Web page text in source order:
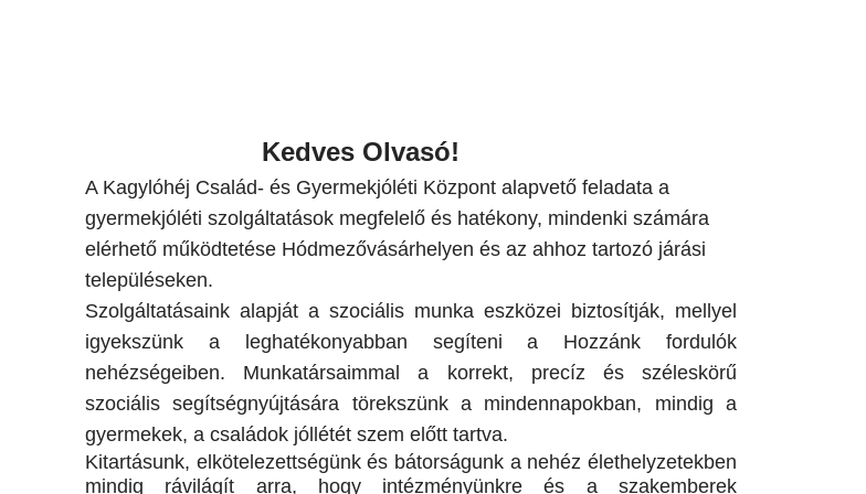
Kedves Olvasó!
A Kagylóhéj Család- és Gyermekjóléti Központ alapvető feladata a
gyermekjóléti szolgáltatások megfelelő és hatékony, mindenki számára
elérhető működtetése Hódmezővásárhelyen és az ahhoz tartozó járási
településeken.
Szolgáltatásaink alapját a szociális munka eszközei biztosítják, mellyel
igyekszünk a leghatékonyabban segíteni a Hozzánk fordulók
nehézségeiben. Munkatársaimmal a korrekt, precíz és széleskörű
szociális segítségnyújtására törekszünk a mindennapokban, mindig a
gyermekek, a családok jóllétét szem előtt tartva.
Kitartásunk, elkötelezettségünk és bátorságunk a nehéz élethelyzetekben
mindig rávilágít arra, hogy intézményünkre és a szakemberek